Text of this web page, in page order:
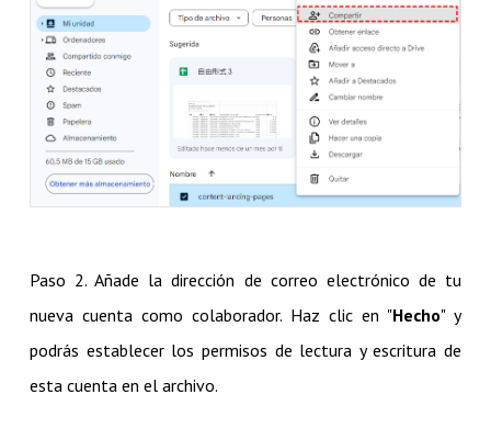
Paso 2. Añade la dirección de correo electrónico de tu
nueva cuenta como colaborador. Haz clic en "Hecho" y
podrás establecer los permisos de lectura y escritura de
esta cuenta en el archivo.